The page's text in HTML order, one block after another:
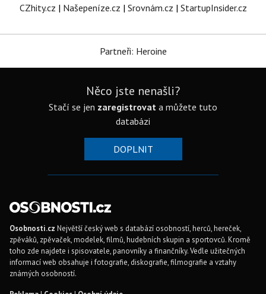
CZhity.cz | Našepeníze.cz | Srovnám.cz | StartupInsider.cz
Partneři: Heroine
Něco jste nenašli?
Stačí se jen zaregistrovat a můžete tuto
databázi
DOPLNIT
Osobnosti.cz Největší český web s databází osobností, herců, hereček,
zpěváků, zpěvaček, modelek, filmů, hudebních skupin a sportovců. Kromě
toho zde najdete i spisovatele, panovníky a finančníky. Vedle užitečných
informací web obsahuje i fotografie, diskografie, filmografie a vztahy
známých osobností.